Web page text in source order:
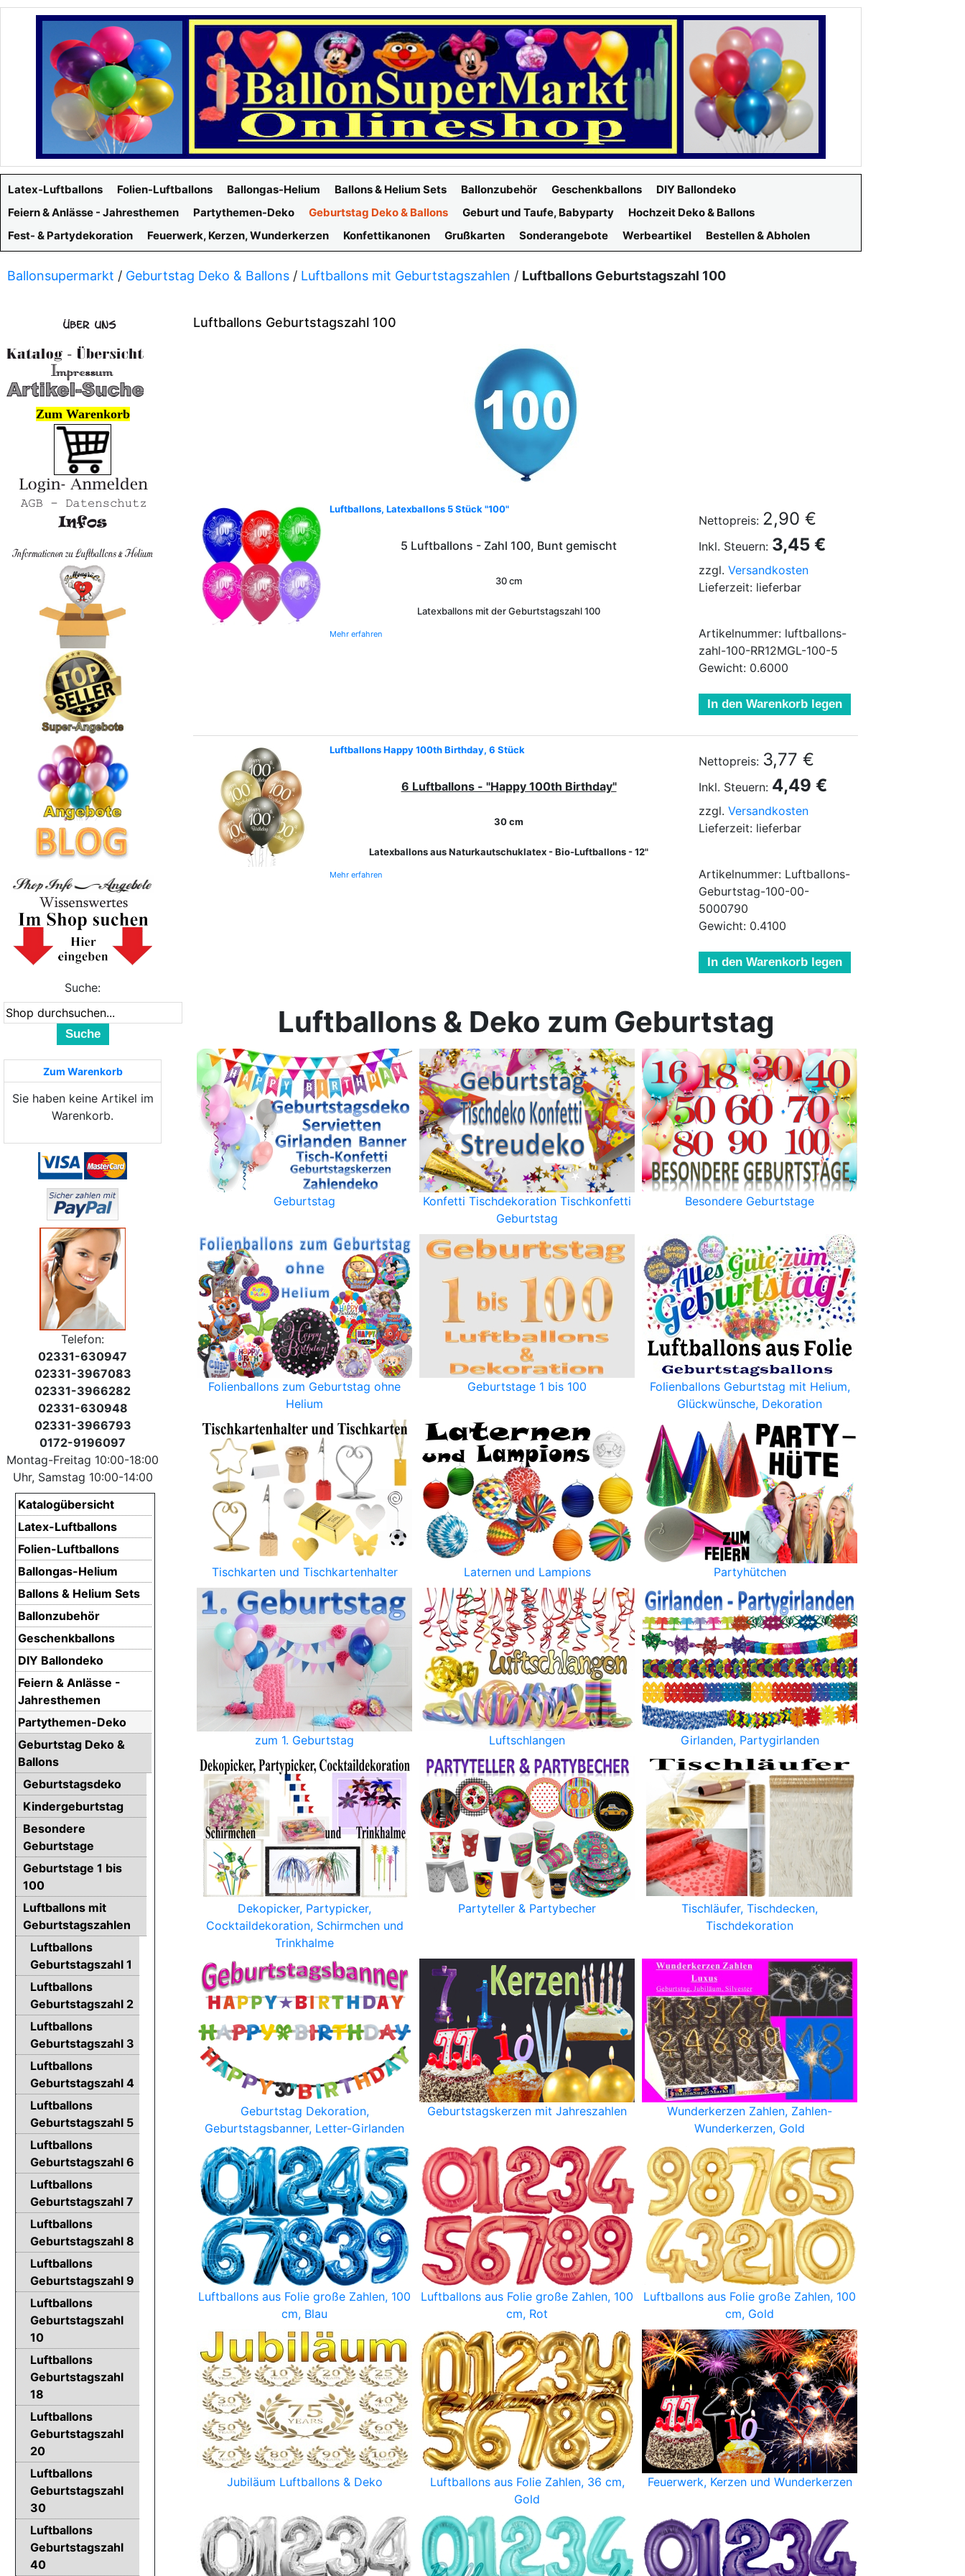
Latex-Luftballons Folien-Luftballons Ballongas-Helium Ballons & Helium Sets Ballonzubehör Geschenkballons
DIY Ballondeko
Feiern & Anlässe - Jahresthemen
Partythemen-Deko Geburtstag Deko & Ballons Geburt und Taufe, Babyparty
Hochzeit Deko & Ballons
Fest- & Partydekoration
Feuerwerk, Kerzen, Wunderkerzen Konfettikanonen Grußkarten Sonderangebote Werbeartikel Bestellen & Abholen
Ballonsupermarkt / Geburtstag Deko & Ballons / Luftballons mit Geburtstagszahlen / Luftballons Geburtstagszahl 100
Luftballons Geburtstagszahl 100
Luftballons, Latexballons 5 Stück "100"
5 Luftballons - Zahl 100, Bunt gemischt
30 cm
Latexballons mit der Geburtstagszahl 100
Mehr erfahren
Nettopreis: 2,90 €
Inkl. Steuern: 3,45 €
zzgl. Versandkosten
Lieferzeit: lieferbar
Artikelnummer: luftballons-
zahl-100-RR12MGL-100-5
Gewicht: 0.6000
In den Warenkorb legen
Luftballons Happy 100th Birthday, 6 Stück
6 Luftballons - "Happy 100th Birthday"
30 cm
Latexballons aus Naturkautschuklatex - Bio-Luftballons - 12"
Mehr erfahren
Nettopreis: 3,77 €
Inkl. Steuern: 4,49 €
zzgl. Versandkosten
Lieferzeit: lieferbar
Artikelnummer: Luftballons-
Geburtstag-100-00-
5000790
Gewicht: 0.4100
In den Warenkorb legen
Luftballons & Deko zum Geburtstag
Geburtstag
Konfetti Tischdekoration Tischkonfetti
Geburtstag
Besondere Geburtstage
Folienballons zum Geburtstag ohne
Helium
Geburtstage 1 bis 100
Folienballons Geburtstag mit Helium,
Glückwünsche, Dekoration
Tischkarten und Tischkartenhalter Laternen und Lampions Partyhütchen
zum 1. Geburtstag Luftschlangen Girlanden, Partygirlanden
Dekopicker, Partypicker,
Cocktaildekoration, Schirmchen und
Trinkhalme
Partyteller & Partybecher
Tischläufer, Tischdecken,
Tischdekoration
Geburtstag Dekoration,
Geburtstagsbanner, Letter-Girlanden
Geburtstagskerzen mit Jahreszahlen
Wunderkerzen Zahlen, Zahlen-
Wunderkerzen, Gold
Luftballons aus Folie große Zahlen, 100
cm, Blau
Luftballons aus Folie große Zahlen, 100
cm, Rot
Luftballons aus Folie große Zahlen, 100
cm, Gold
Jubiläum Luftballons & Deko
Luftballons aus Folie Zahlen, 36 cm,
Gold
Feuerwerk, Kerzen und Wunderkerzen
Zum Warenkorb
Suche:
Suche
Zum Warenkorb
Sie haben keine Artikel im
Warenkorb.
Telefon:
02331-630947
02331-3967083
02331-3966282
02331-630948
02331-3966793
0172-9196097
Montag-Freitag 10:00-18:00
Uhr, Samstag 10:00-14:00
Katalogübersicht
Latex-Luftballons
Folien-Luftballons
Ballongas-Helium
Ballons & Helium Sets
Ballonzubehör
Geschenkballons
DIY Ballondeko
Feiern & Anlässe -
Jahresthemen
Partythemen-Deko
Geburtstag Deko &
Ballons
Geburtstagsdeko
Kindergeburtstag
Besondere
Geburtstage
Geburtstage 1 bis
100
Luftballons mit
Geburtstagszahlen
Luftballons
Geburtstagszahl 1
Luftballons
Geburtstagszahl 2
Luftballons
Geburtstagszahl 3
Luftballons
Geburtstagszahl 4
Luftballons
Geburtstagszahl 5
Luftballons
Geburtstagszahl 6
Luftballons
Geburtstagszahl 7
Luftballons
Geburtstagszahl 8
Luftballons
Geburtstagszahl 9
Luftballons
Geburtstagszahl
10
Luftballons
Geburtstagszahl
18
Luftballons
Geburtstagszahl
20
Luftballons
Geburtstagszahl
30
Luftballons
Geburtstagszahl
40